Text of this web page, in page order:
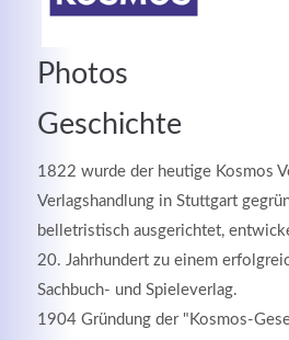
Photos
Geschichte
1822 wurde der heutige Kosmos
Verlagshandlung in Stuttgart
belletristisch ausgerichtet,
20. Jahrhundert zu einem
Sachbuch- und Spieleverlag.
1904 Gründung der "Kosmos-
Lorem ipsum dolor sit amet,
MEHR